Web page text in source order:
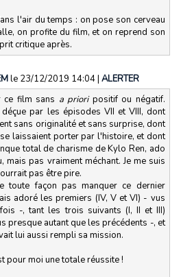
l'air du temps : on pose son cerveau
on profite du film, et on reprend son
critique après.
le 23/12/2019 14:04| ALERTER
ce film sans a priori positif ou négatif.
par les épisodes VII et VIII, dont
sans originalité et sans surprise, dont
laissaient porter par l'histoire, et dont
total de charisme de Kylo Ren, ado
mais pas vraiment méchant. Je me suis
pas être pire.
toute façon pas manquer ce dernier
adoré les premiers (IV, V et VI) - vus
-, tant les trois suivants (I, II et III)
presque autant que les précédents -, et
lui aussi rempli sa mission.
pour moi une totale réussite !